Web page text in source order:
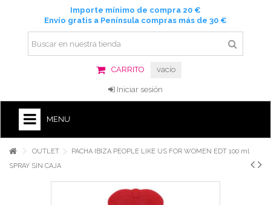
Importe mínimo de compra 20 €
Envío gratis a Península compras más de 30 €
CARRITO vacío
Iniciar sesión
MENU
OUTLET
PACHA IBIZA PEOPLE LIKE US FOR WOMEN EDT 100 ml
SPRAY SIN CAJA